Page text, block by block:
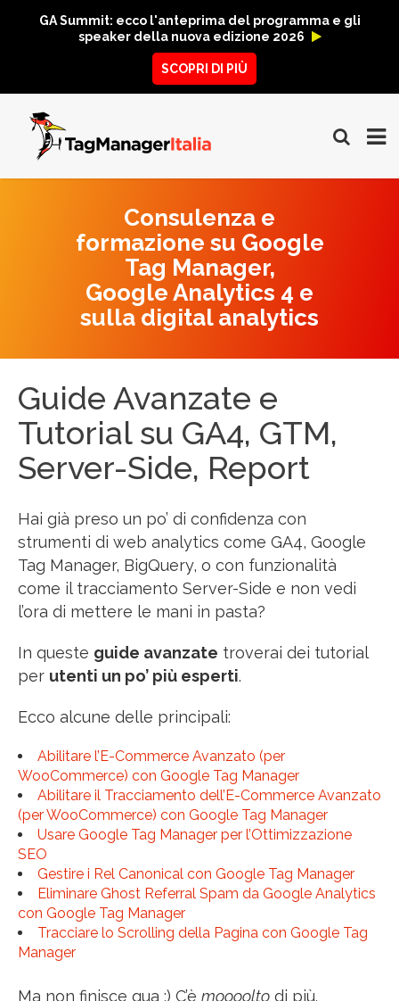
GA Summit: ecco l'anteprima del programma e gli
speaker della nuova edizione 2026
SCOPRI DI PIÙ
Consulenza e
formazione su Google
Tag Manager,
Google Analytics 4 e
sulla digital analytics
Guide Avanzate e
Tutorial su GA4, GTM,
Server-Side, Report
Hai già preso un po’ di confidenza con
strumenti di web analytics come GA4, Google
Tag Manager, BigQuery, o con funzionalità
come il tracciamento Server-Side e non vedi
l’ora di mettere le mani in pasta?
In queste guide avanzate troverai dei tutorial
per utenti un po’ più esperti.
Ecco alcune delle principali:
Abilitare l’E-Commerce Avanzato (per
WooCommerce) con Google Tag Manager
Abilitare il Tracciamento dell’E-Commerce Avanzato
(per WooCommerce) con Google Tag Manager
Usare Google Tag Manager per l’Ottimizzazione
SEO
Gestire i Rel Canonical con Google Tag Manager
Eliminare Ghost Referral Spam da Google Analytics
con Google Tag Manager
Tracciare lo Scrolling della Pagina con Google Tag
Manager
Ma non finisce qua :) C’è moooolto di più.